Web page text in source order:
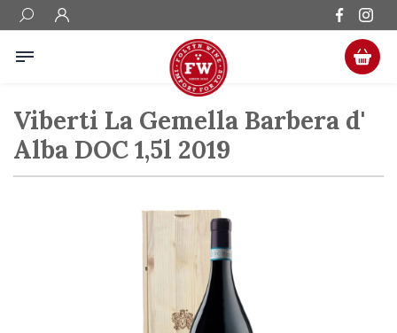
Viberti La Gemella Barbera d'
Alba DOC 1,5l 2019